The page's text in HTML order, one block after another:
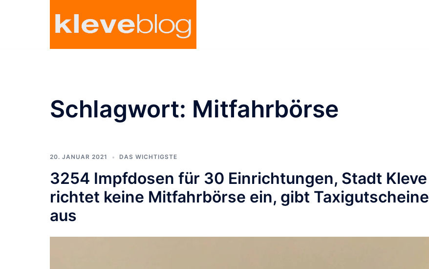
Schlagwort: Mitfahrbörse
20. JANUAR 2021 DAS WICHTIGSTE
3254 Impfdosen für 30 Einrichtungen, Stadt Kleve
richtet keine Mitfahrbörse ein, gibt Taxigutscheine
aus